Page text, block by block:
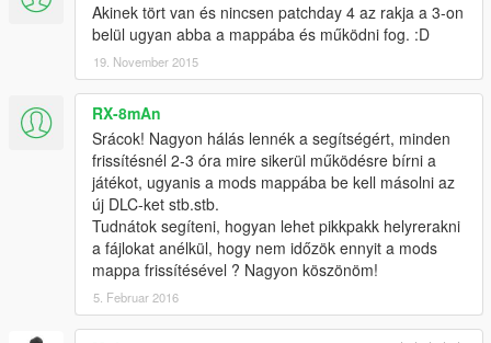
Akinek tört van és nincsen patchday 4 az rakja a 3-on
belül ugyan abba a mappába és működni fog. :D
19. November 2015
RX-8mAn
Srácok! Nagyon hálás lennék a segítségért, minden
frissítésnél 2-3 óra mire sikerül működésre bírni a
játékot, ugyanis a mods mappába be kell másolni az
új DLC-ket stb.stb.
Tudnátok segíteni, hogyan lehet pikkpakk helyrerakni
a fájlokat anélkül, hogy nem időzök ennyit a mods
mappa frissítésével ? Nagyon köszönöm!
5. Februar 2016